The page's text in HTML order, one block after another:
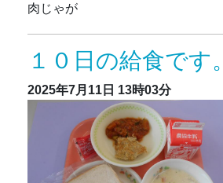
肉じゃが
１０日の給食です。
2025年7月11日 13時03分